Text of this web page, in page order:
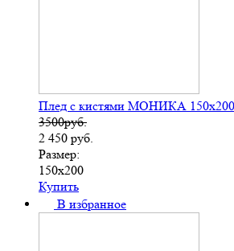
Плед с кистями МОНИКА
3500руб.
2 450 руб.
Размер:
150х200
Купить
В избранное